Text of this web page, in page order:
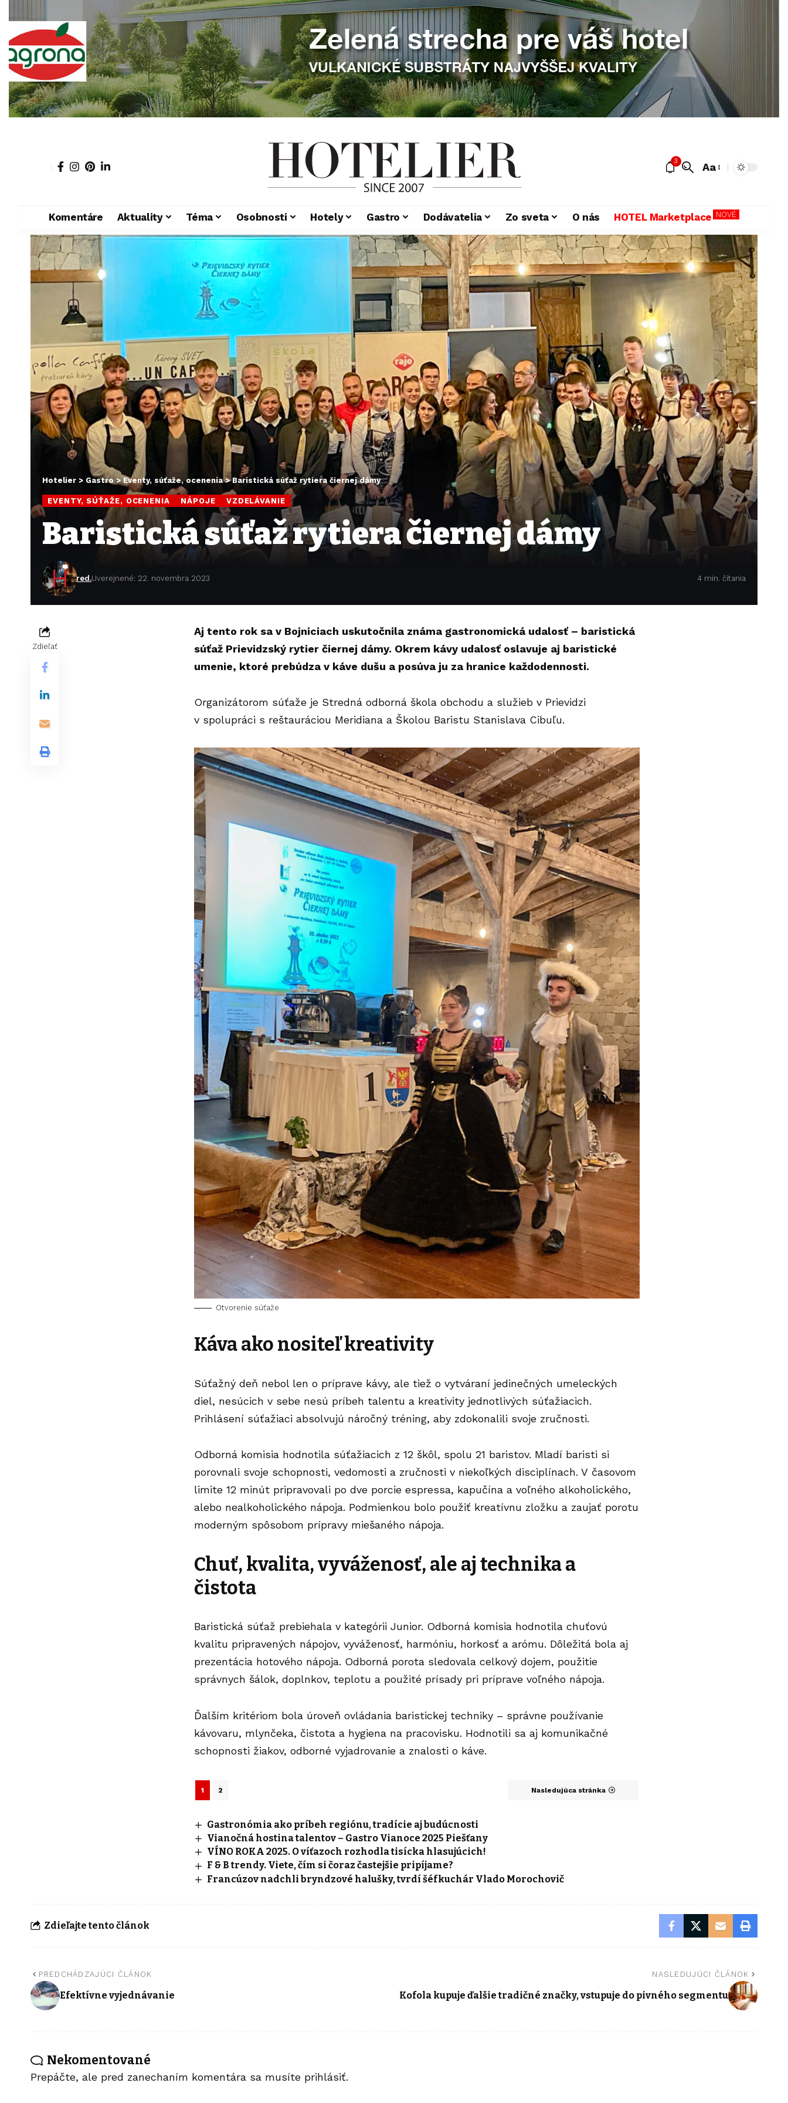
3 Aa
Komentáre Aktuality Téma Osobnosti Hotely Gastro Dodávatelia Zo sveta O nás HOTEL Marketplace NOVÉ
Hotelier > Gastro>Eventy, súťaže, ocenenia>Baristická súťaž rytiera čiernej dámy
EVENTY, SÚŤAŽE, OCENENIA NÁPOJE VZDELÁVANIE
Baristická súťaž rytiera čiernej dámy
red.Uverejnené: 22. novembra 2023 4 min. čítania
Zdieľať
Aj tento rok sa v Bojniciach uskutočnila známa gastronomická udalosť – baristická
súťaž Prievidzský rytier čiernej dámy. Okrem kávy udalosť oslavuje aj baristické
umenie, ktoré prebúdza v káve dušu a posúva ju za hranice každodennosti.
Organizátorom súťaže je Stredná odborná škola obchodu a služieb v Prievidzi
v spolupráci s reštauráciou Meridiana a Školou Baristu Stanislava Cibuľu.
Otvorenie súťaže
Káva ako nositeľ kreativity
Súťažný deň nebol len o príprave kávy, ale tiež o vytváraní jedinečných umeleckých
diel, nesúcich v sebe nesú príbeh talentu a kreativity jednotlivých súťažiacich.
Prihlásení súťažiaci absolvujú náročný tréning, aby zdokonalili svoje zručnosti.
Odborná komisia hodnotila súťažiacich z 12 škôl, spolu 21 baristov. Mladí baristi si
porovnali svoje schopnosti, vedomosti a zručnosti v niekoľkých disciplínach. V časovom
limite 12 minút pripravovali po dve porcie espressa, kapučína a voľného alkoholického,
alebo nealkoholického nápoja. Podmienkou bolo použiť kreatívnu zložku a zaujať porotu
moderným spôsobom prípravy miešaného nápoja.
Chuť, kvalita, vyváženosť, ale aj technika a
čistota
Baristická súťaž prebiehala v kategórii Junior. Odborná komisia hodnotila chuťovú
kvalitu pripravených nápojov, vyváženosť, harmóniu, horkosť a arómu. Dôležitá bola aj
prezentácia hotového nápoja. Odborná porota sledovala celkový dojem, použitie
správnych šálok, doplnkov, teplotu a použité prísady pri príprave voľného nápoja.
Ďalším kritériom bola úroveň ovládania baristickej techniky – správne používanie
kávovaru, mlynčeka, čistota a hygiena na pracovisku. Hodnotili sa aj komunikačné
schopnosti žiakov, odborné vyjadrovanie a znalosti o káve.
1 2 Nasledujúca stránka
Gastronómia ako príbeh regiónu, tradície aj budúcnosti
Vianočná hostina talentov – Gastro Vianoce 2025 Piešťany
VÍNO ROKA 2025. O víťazoch rozhodla tisícka hlasujúcich!
F & B trendy. Viete, čím si čoraz častejšie pripíjame?
Francúzov nadchli bryndzové halušky, tvrdí šéfkuchár Vlado Morochovič
Zdieľajte tento článok
PREDCHÁDZAJÚCI ČLÁNOK
Efektívne vyjednávanie
NASLEDUJÚCI ČLÁNOK
Kofola kupuje ďalšie tradičné značky, vstupuje do pivného segmentu
Nekomentované
Prepáčte, ale pred zanechaním komentára sa musíte prihlásiť.